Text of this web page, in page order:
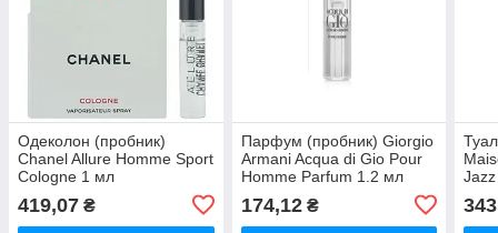
Одеколон (пробник)
Chanel Allure Homme Sport
Cologne 1 мл
419,07 ₴
Парфум (пробник) Giorgio
Armani Acqua di Gio Pour
Homme Parfum 1.2 мл
174,12₴